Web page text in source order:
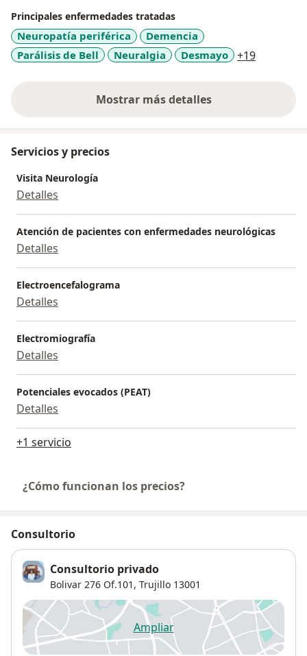
de conducción nerviosa, potenciales evocados visuales
y auditivos. También, en las Clínicas Peruano
Americana y Sanna Sanchez-Ferrer. Ex médico
Principales enfermedades tratadas
Neuropatía periférica
Demencia
Parálisis de Bell
Neuralgia Desmayo +19
Mostrar más detalles
sobre la experiencia
Servicios y precios
Visita Neurología
Detalles
Atención de pacientes con enfermedades neurológicas
Detalles
Electroencefalograma
Detalles
Electromiografía
Detalles
Potenciales evocados (PEAT)
Detalles
+1 servicio
¿Cómo funcionan los precios?
Consultorio
Consultorio privado
Bolivar 276 Of.101, Trujillo 13001
Ampliarse abre en una nueva